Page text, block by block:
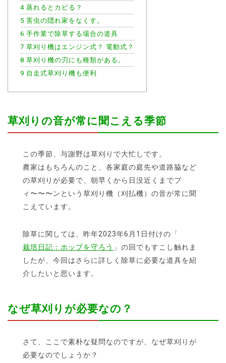
4 蒸れるとカビる？
5 害虫の隠れ家をなくす。
6 手作業で除草する場合の道具
7 草刈り機はエンジン式？ 電動式？
8 草刈り機の刃にも種類がある。
9 自走式草刈り機も便利
草刈りの音が常に聞こえる季節
この季節、与謝野は草刈りで大忙しです。
農家はもちろんのこと、各家庭の庭先や道路脇など
の草刈りが必要で、朝早くから日没近くまでブ
ィ〜〜〜ンという草刈り機（刈払機）の音が常に聞
こえています。
除草に関しては、昨年2023年6月1日付けの「
栽培日記：ホップを守ろう 」の回でもすこし触れま
したが、今回はさらに詳しく除草に必要な道具を紹
介したいと思います。
なぜ草刈りが必要なの？
さて、ここで素朴な疑問なのですが、なぜ草刈りが
必要なのでしょうか？